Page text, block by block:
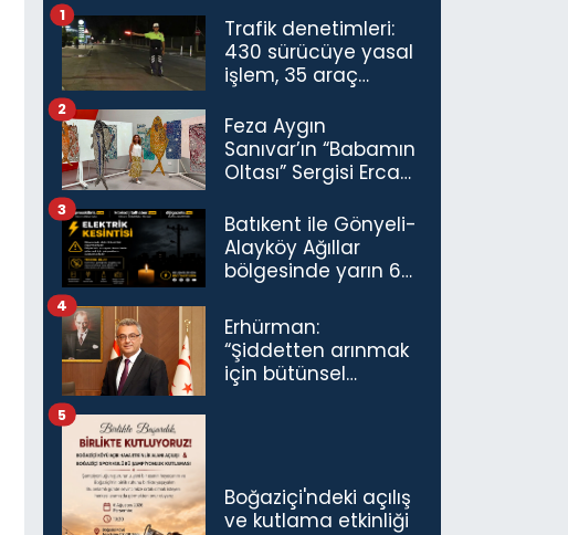
Trafik denetimleri:
430 sürücüye yasal
işlem, 35 araç
1
Feza Aygın
Sanıvar’ın “Babamın
Oltası” Sergisi Ercan
Açıldı
2
Batıkent ile Gönyeli-
Alayköy Ağıllar
bölgesinde yarın 6
kesintisi…
3
Erhürman:
“Şiddetten arınmak
için bütünsel
4
Boğaziçi'ndeki açılış
ve kutlama etkinliği
5